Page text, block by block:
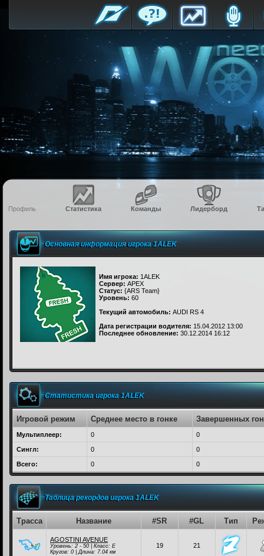
Профиль Статистика Команды Лидерборд
Основная информация игрока 1ALEK
Имя игрока: 1ALEK
Сервер: APEX
Статус: {ARS Team}
Уровень: 60
Текущий автомобиль: AUDI RS 4
Дата регистрации водителя: 15.04.2012 13:00
Последнее обновление: 30.12.2014 16:12
Статистика игрока 1ALEK
Игровой режим Среднее место в гонке Завершенных
Мультиплеер: 0 0
Сингл: 0 0
Всего: 0 0
Таблица рекордов игрока 1ALEK
Трасса Название #SR #GL Тип
AGOSTINI AVENUE
Уровень: 2 - 50 | Класc: E
Кругов: 0 | Длина: 7.04 км
19 21